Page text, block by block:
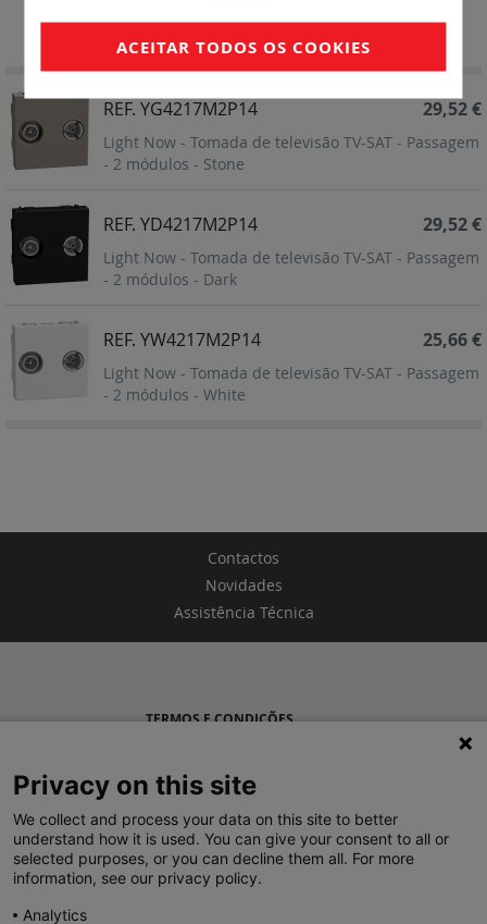
Ordenar por
Ordenação
REF. YG4217M2P14
Light Now - Tomada de televisão TV-SAT - Passagem
- 2 módulos - Stone
29,52 €
REF. YD4217M2P14
Light Now - Tomada de televisão TV-SAT - Passagem
- 2 módulos - Dark
29,52 €
REF. YW4217M2P14
Light Now - Tomada de televisão TV-SAT - Passagem
- 2 módulos - White
25,66 €
Contactos
Novidades
Assistência Técnica
ACEITAR TODOS OS COOKIES
TERMOS E CONDIÇÕES
LEGRAND PORTUGAL
GRUPO LEGRAND NO MUNDO
Privacy on this site
We collect and process your data on this site to better
understand how it is used. You can give your consent to all or
selected purposes, or you can decline them all. For more
information, see our privacy policy.
Analytics